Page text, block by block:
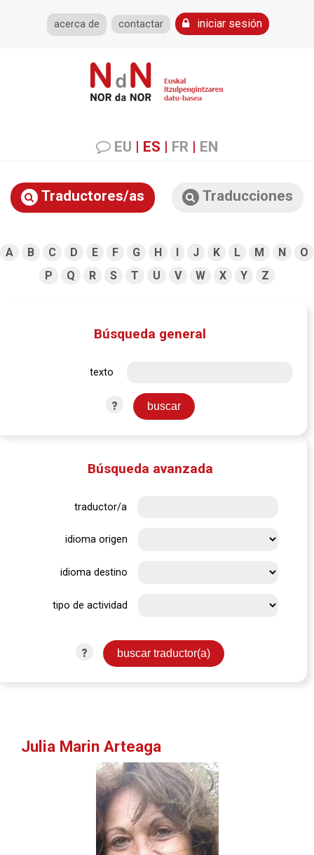
acerca de contactar iniciar sesión
EU | ES | FR | EN
Traductores/as Traducciones
A B C D E F G H I J K L M N
O
P
Q R S T U V W X Y Z
Búsqueda general
texto
?
Búsqueda avanzada
traductor/a
idioma origen
idioma destino
tipo de actividad
?
Julia Marin Arteaga